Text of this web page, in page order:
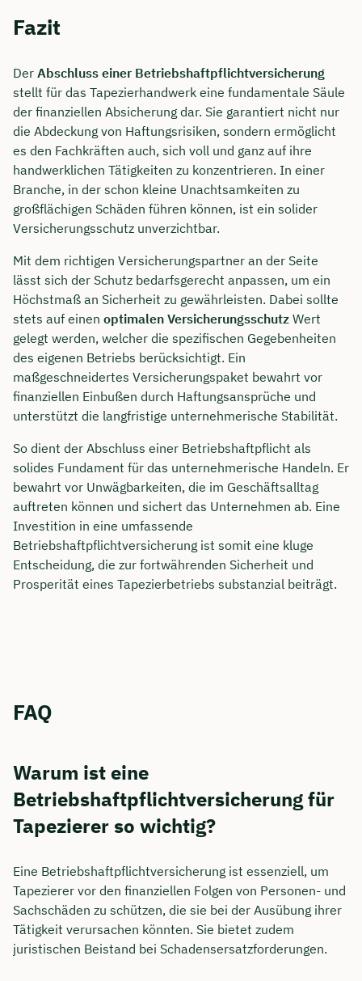
Fazit
Der Abschluss einer Betriebshaftpflichtversicherung
stellt für das Tapezierhandwerk eine fundamentale Säule
der finanziellen Absicherung dar. Sie garantiert nicht nur
die Abdeckung von Haftungsrisiken, sondern ermöglicht
es den Fachkräften auch, sich voll und ganz auf ihre
handwerklichen Tätigkeiten zu konzentrieren. In einer
Branche, in der schon kleine Unachtsamkeiten zu
großflächigen Schäden führen können, ist ein solider
Versicherungsschutz unverzichtbar.
Mit dem richtigen Versicherungspartner an der Seite
lässt sich der Schutz bedarfsgerecht anpassen, um ein
Höchstmaß an Sicherheit zu gewährleisten. Dabei sollte
stets auf einen optimalen Versicherungsschutz Wert
gelegt werden, welcher die spezifischen Gegebenheiten
des eigenen Betriebs berücksichtigt. Ein
maßgeschneidertes Versicherungspaket bewahrt vor
finanziellen Einbußen durch Haftungsansprüche und
unterstützt die langfristige unternehmerische Stabilität.
So dient der Abschluss einer Betriebshaftpflicht als
solides Fundament für das unternehmerische Handeln. Er
bewahrt vor Unwägbarkeiten, die im Geschäftsalltag
auftreten können und sichert das Unternehmen ab. Eine
Investition in eine umfassende
Betriebshaftpflichtversicherung ist somit eine kluge
Entscheidung, die zur fortwährenden Sicherheit und
Prosperität eines Tapezierbetriebs substanzial beiträgt.
FAQ
Warum ist eine
Betriebshaftpflichtversicherung für
Tapezierer so wichtig?
Eine Betriebshaftpflichtversicherung ist essenziell, um
Tapezierer vor den finanziellen Folgen von Personen- und
Sachschäden zu schützen, die sie bei der Ausübung ihrer
Tätigkeit verursachen könnten. Sie bietet zudem
juristischen Beistand bei Schadensersatzforderungen.